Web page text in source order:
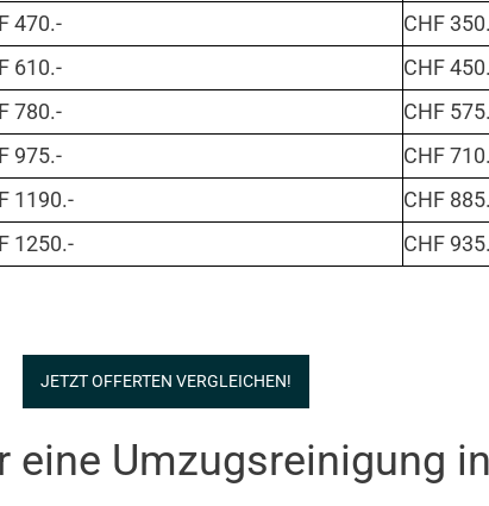
470.-
CHF
610.-
CHF
780.-
CHF
975.-
CHF
1190.-
CHF
1250.-
CHF
JETZT OFFERTEN VERGLEICHEN!
Umzugsreinigung